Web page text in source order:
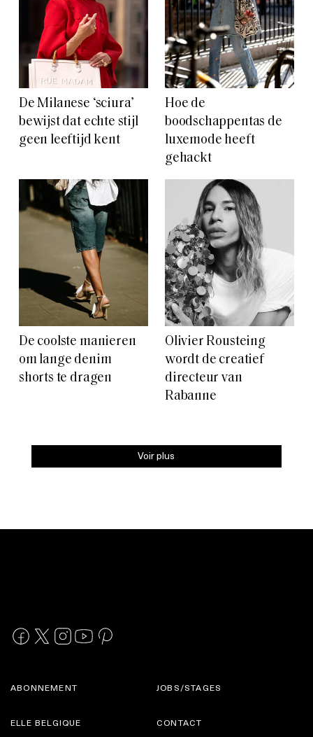
De Milanese ‘sciura’
bewijst dat echte stijl
geen leeftijd kent
Hoe de
boodschappentas de
luxemode heeft
gehackt
De coolste manieren
om lange denim
shorts te dragen
Olivier Rousteing
wordt de creatief
directeur van
Rabanne
Voir plus
ABONNEMENT
ELLE BELGIQUE
JOBS/STAGES
CONTACT